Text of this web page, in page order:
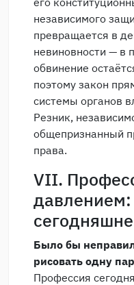
независимого
превращается в
невиновности — в
обвинение
поэтому закон
системы органов
Резник,
общепризнанный
права.
VII.
Было бы
рисовать одну
Профессия